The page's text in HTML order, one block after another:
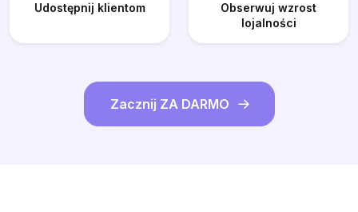
Udostępnij klientom
Obserwuj wzrost
lojalności
Zacznij ZA DARMO